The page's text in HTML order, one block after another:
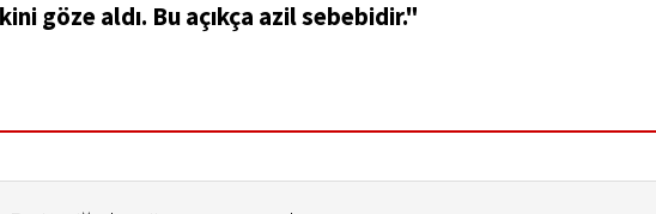
göze aldı. Bu açıkça azil sebebidir."